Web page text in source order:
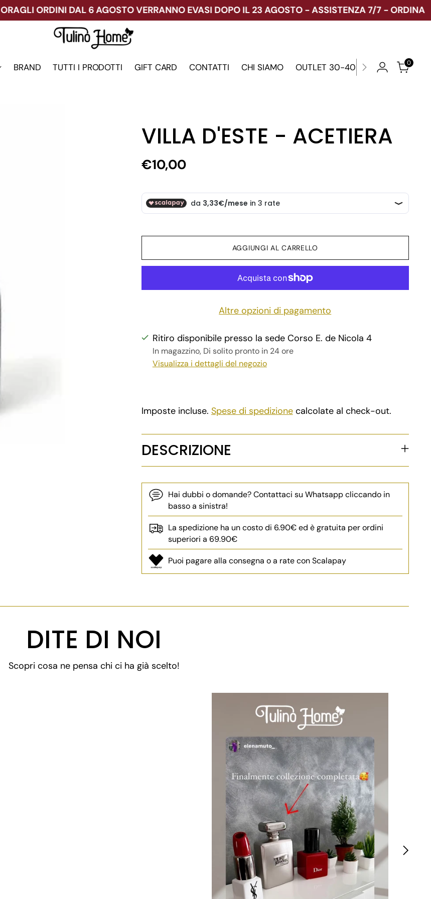
GLI ORDINI DAL 6 AGOSTO VERRANNO EVASI DOPO IL 23 AGOSTO - ASSISTENZA 7/7 - ORDINA ORA
BRAND TUTTI I PRODOTTI GIFT CARD CONTATTI CHI SIAMO OUTLET 30-40-70% 0
VILLA D'ESTE - ACETIERA
Prezzo
listino
€10,00
AGGIUNGI AL CARRELLO
Altre opzioni di pagamento
Ritiro disponibile presso la sede Corso E. de Nicola 4
In magazzino, Di solito pronto in 24 ore
Visualizza i dettagli del negozio
Imposte incluse. Spese di spedizionecalcolate al check-out.
DESCRIZIONE
Hai dubbi o domande? Contattaci su Whatsapp cliccando in
basso a sinistra!
La spedizione ha un costo di 6.90€ ed è gratuita per ordini
superiori a 69.90€
Puoi pagare alla consegna o a rate con Scalapay
un
al
carrello...
DITE DI NOI
Scopri cosa ne pensa chi ci ha già scelto!